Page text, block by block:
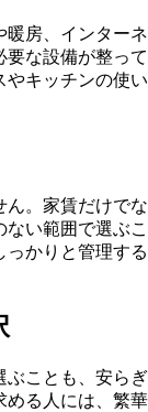
暖房、インターネ
要な設備が整って
やキッチンの使い
ん。家賃だけでな
い範囲で選ぶこ
っかりと管理する
ぶことも、安らぎ
める人には、繁華